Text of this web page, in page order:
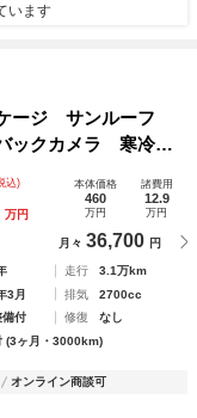
います
ージ サンルーフ
ックカメラ 寒冷地
ルーズ 禁煙車 黒
ー スマートキー
込)
万円
本体価格
460
万円
諸費用
12.9
万円
月々 36,700 円
走行
3.1万km
3月 排気
2700cc
備付 修復
なし
(3ヶ月・3000km)
オンライン商談可